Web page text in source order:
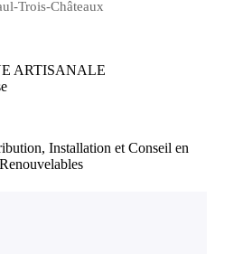
Trois-Châteaux
ARTISANALE
Installation et Conseil en